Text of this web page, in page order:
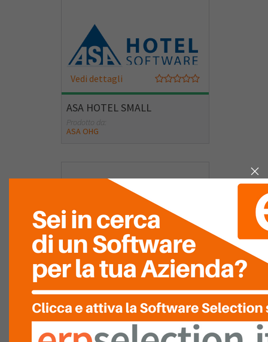
Vedi dettagli
ASA HOTEL SMALL
Prodotto da:
ASA OHG
Vedi dettagli
ASA HOTEL
Prodotto da:
ASA OHG